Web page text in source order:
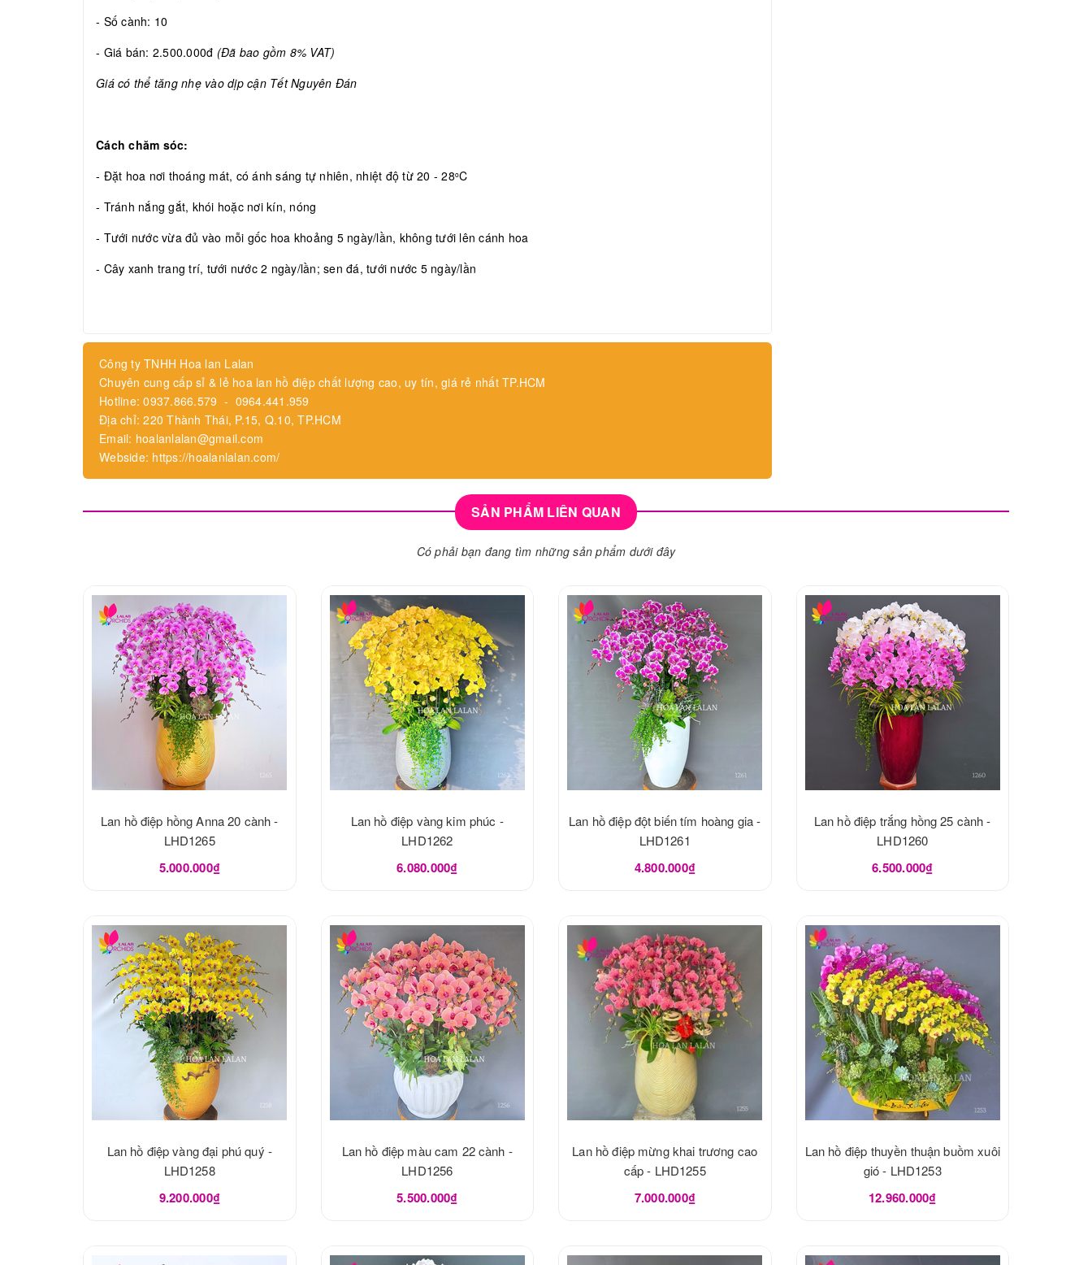
- Số cành: 10
- Giá bán: 2.500.000đ (Đã bao gồm 8% VAT)
Giá có thể tăng nhẹ vào dịp cận Tết Nguyên Đán
Cách chăm sóc:
- Đặt hoa nơi thoáng mát, có ánh sáng tự nhiên, nhiệt độ từ 20 - 28oC
- Tránh nắng gắt, khói hoặc nơi kín, nóng
- Tưới nước vừa đủ vào mỗi gốc hoa khoảng 5 ngày/lần, không tưới lên cánh hoa
- Cây xanh trang trí, tưới nước 2 ngày/lần; sen đá, tưới nước 5 ngày/lần
Công ty TNHH Hoa lan Lalan
Chuyên cung cấp sỉ & lẻ hoa lan hồ điệp chất lượng cao, uy tín, giá rẻ nhất TP.HCM
Hotline: 0937.866.579 - 0964.441.959
Địa chỉ: 220 Thành Thái, P.15, Q.10, TP.HCM
Email: hoalanlalan@gmail.com
Webside: https://hoalanlalan.com/
SẢN PHẨM LIÊN QUAN
Có phải bạn đang tìm những sản phẩm dưới đây
Lan hồ điệp hồng Anna 20 cành -
LHD1265
5.000.000₫
Lan hồ điệp vàng kim phúc -
LHD1262
6.080.000₫
Lan hồ điệp đột biến tím hoàng gia -
LHD1261
4.800.000₫
Lan hồ điệp trắng hồng 25 cành -
LHD1260
6.500.000₫
Lan hồ điệp vàng đại phú quý -
LHD1258
9.200.000₫
Lan hồ điệp màu cam 22 cành -
LHD1256
5.500.000₫
Lan hồ điệp mừng khai trương cao
cấp - LHD1255
7.000.000₫
Lan hồ điệp thuyền thuận buồm xuôi
gió - LHD1253
12.960.000₫